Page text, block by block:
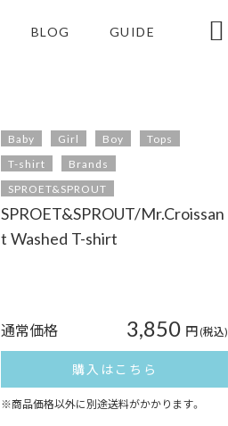
BLOG GUIDE 
Baby Girl Boy
Tops
T-shirt
Brands
SPROET&SPROUT
SPROET&SPROUT/Mr.Croissan
t Washed T-shirt
通常価格 3,850 円(税込)
購入はこちら
※商品価格以外に別途送料がかかります。